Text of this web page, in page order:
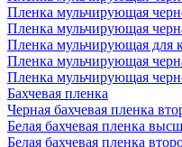
Пленка мульчирующая
Пленка мульчирующая
Пленка мульчирующая для
Пленка мульчирующая
Пленка мульчирующая
Бахчевая пленка
Черная бахчевая пленка
Белая бахчевая пленка
Белая бахчевая пленка